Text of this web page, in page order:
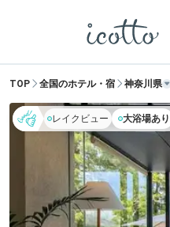
TOP 全国のホテル・宿 神奈川県
レイクビュー 大浴場あり